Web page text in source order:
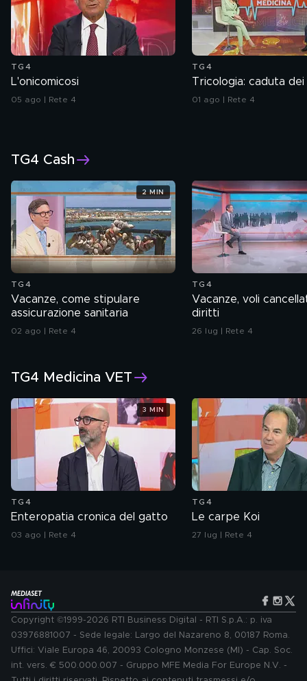
TG4
L'onicomicosi
05 ago | Rete 4
TG4
Tricologia: caduta dei
01 ago | Rete 4
TG4 Cash
TG4
Vacanze, come stipulare
assicurazione sanitaria
02 ago | Rete 4
2 MIN
TG4
Vacanze, voli
diritti
26 lug | Rete 4
TG4 Medicina VET
TG4
Enteropatia cronica del gatto
03 ago | Rete 4
3 MIN
TG4
Le carpe Koi
27 lug | Rete 4
Copyright ©1999-2026 RTI Business Digital - RTI S.p.A.: p. iva
03976881007 - Sede legale: Largo del Nazareno 8, 00187 Roma.
Uffici: Viale Europa 46, 20093 Cologno Monzese (MI) - Cap. Soc.
int. vers. € 500.000.007 - Gruppo MFE Media For Europe N.V. -